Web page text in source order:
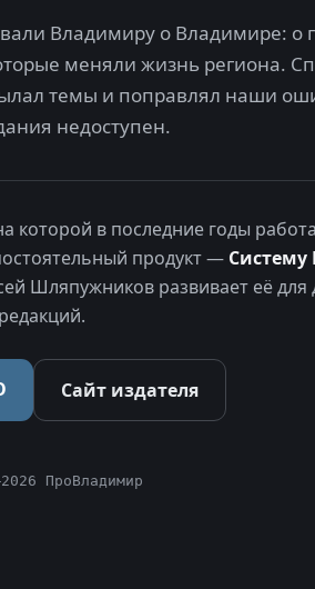
Владимиру о Владимире: о
меняли жизнь региона.
темы и поправлял наши
недоступен.
которой в последние годы
продукт — Систему
Шляпужников развивает её для
редакций.
Сайт издателя
ПроВладимир